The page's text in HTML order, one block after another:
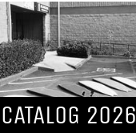
CATALOG 2026